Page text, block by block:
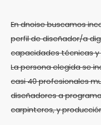
En dnoise buscamos
perfil de diseñador/a
capacidades técnicas
La persona elegida se
casi 40 profesionales
diseñadores a
carpinteros, y